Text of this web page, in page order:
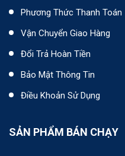
Phương Thức Thanh Toán
Vận Chuyển Giao Hàng
Đổi Trả Hoàn Tiền
Bảo Mật Thông Tin
Điều Khoản Sử Dụng
SẢN PHẨM BÁN CHẠY